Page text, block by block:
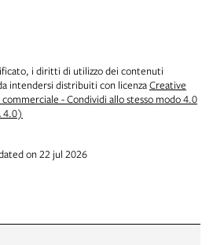
i diritti di utilizzo dei contenuti
intendersi distribuiti con licenzaCreative
- Condividi allo stesso modo 4.0
4.0)
on 22 jul 2026